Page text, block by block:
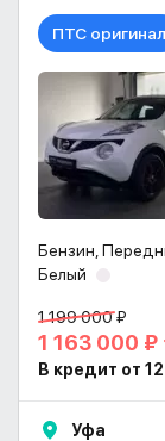
ПТС оригинал
Бензин,
Белый
1 199 000 ₽
1 163 000 ₽
В кредит от
Уфа